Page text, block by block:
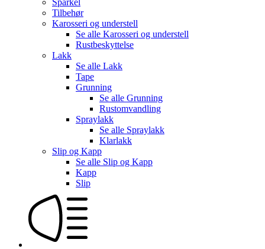
Tilbehør
Karosseri og understell
Se alle Karosseri og understell
Rustbeskyttelse
Lakk
Se alle Lakk
Tape
Grunning
Se alle Grunning
Rustomvandling
Spraylakk
Se alle Spraylakk
Klarlakk
Slip og Kapp
Se alle Slip og Kapp
Kapp
Slip